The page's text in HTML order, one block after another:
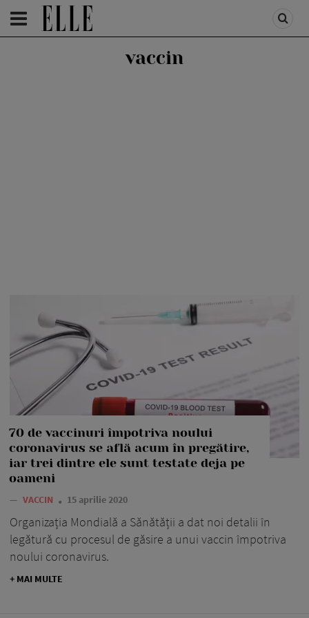
HOMEPAGE /HEALTH & DIET
vaccin
70 de vaccinuri împotriva noului
coronavirus se află acum în pregătire,
iar trei dintre ele sunt testate deja pe
oameni
— VACCIN 15 aprilie 2020
Organizația Mondială a Sănătății a dat noi detalii în
legătură cu procesul de găsire a unui vaccin împotriva
noului coronavirus.
+ MAI MULTE